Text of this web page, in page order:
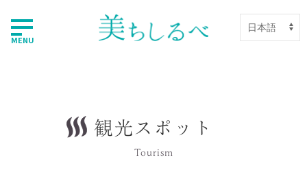
MENU
観光スポット
Tourism